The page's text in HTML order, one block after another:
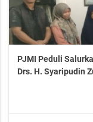
PJMI Peduli
Drs. H. Syaripudin